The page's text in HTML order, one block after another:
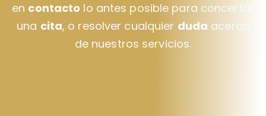
en contacto lo antes posible para concertar
una cita, o resolver cualquier duda acerca
de nuestros servicios.